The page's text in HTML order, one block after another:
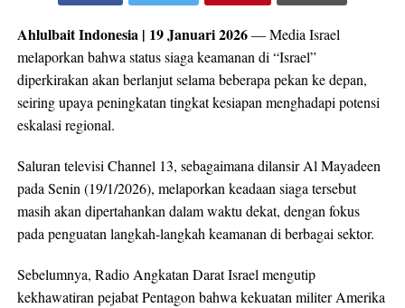
Ahlulbait Indonesia | 19 Januari 2026— Media Israel
melaporkan bahwa status siaga keamanan di “Israel”
diperkirakan akan berlanjut selama beberapa pekan ke depan,
seiring upaya peningkatan tingkat kesiapan menghadapi potensi
eskalasi regional.
Saluran televisi Channel 13, sebagaimana dilansir Al Mayadeen
pada Senin (19/1/2026), melaporkan keadaan siaga tersebut
masih akan dipertahankan dalam waktu dekat, dengan fokus
pada penguatan langkah-langkah keamanan di berbagai sektor.
Sebelumnya, Radio Angkatan Darat Israel mengutip
kekhawatiran pejabat Pentagon bahwa kekuatan militer Amerika